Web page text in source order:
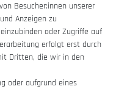
Besucher:innen unserer
Anzeigen zu
oder Zugriffe auf
erfolgt erst durch
Dritten, die wir in den
oder aufgrund eines